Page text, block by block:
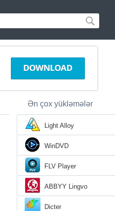
Ən çox yükləmələr
Light Alloy
WinDVD
FLV Player
ABBYY Lingvo
Dicter